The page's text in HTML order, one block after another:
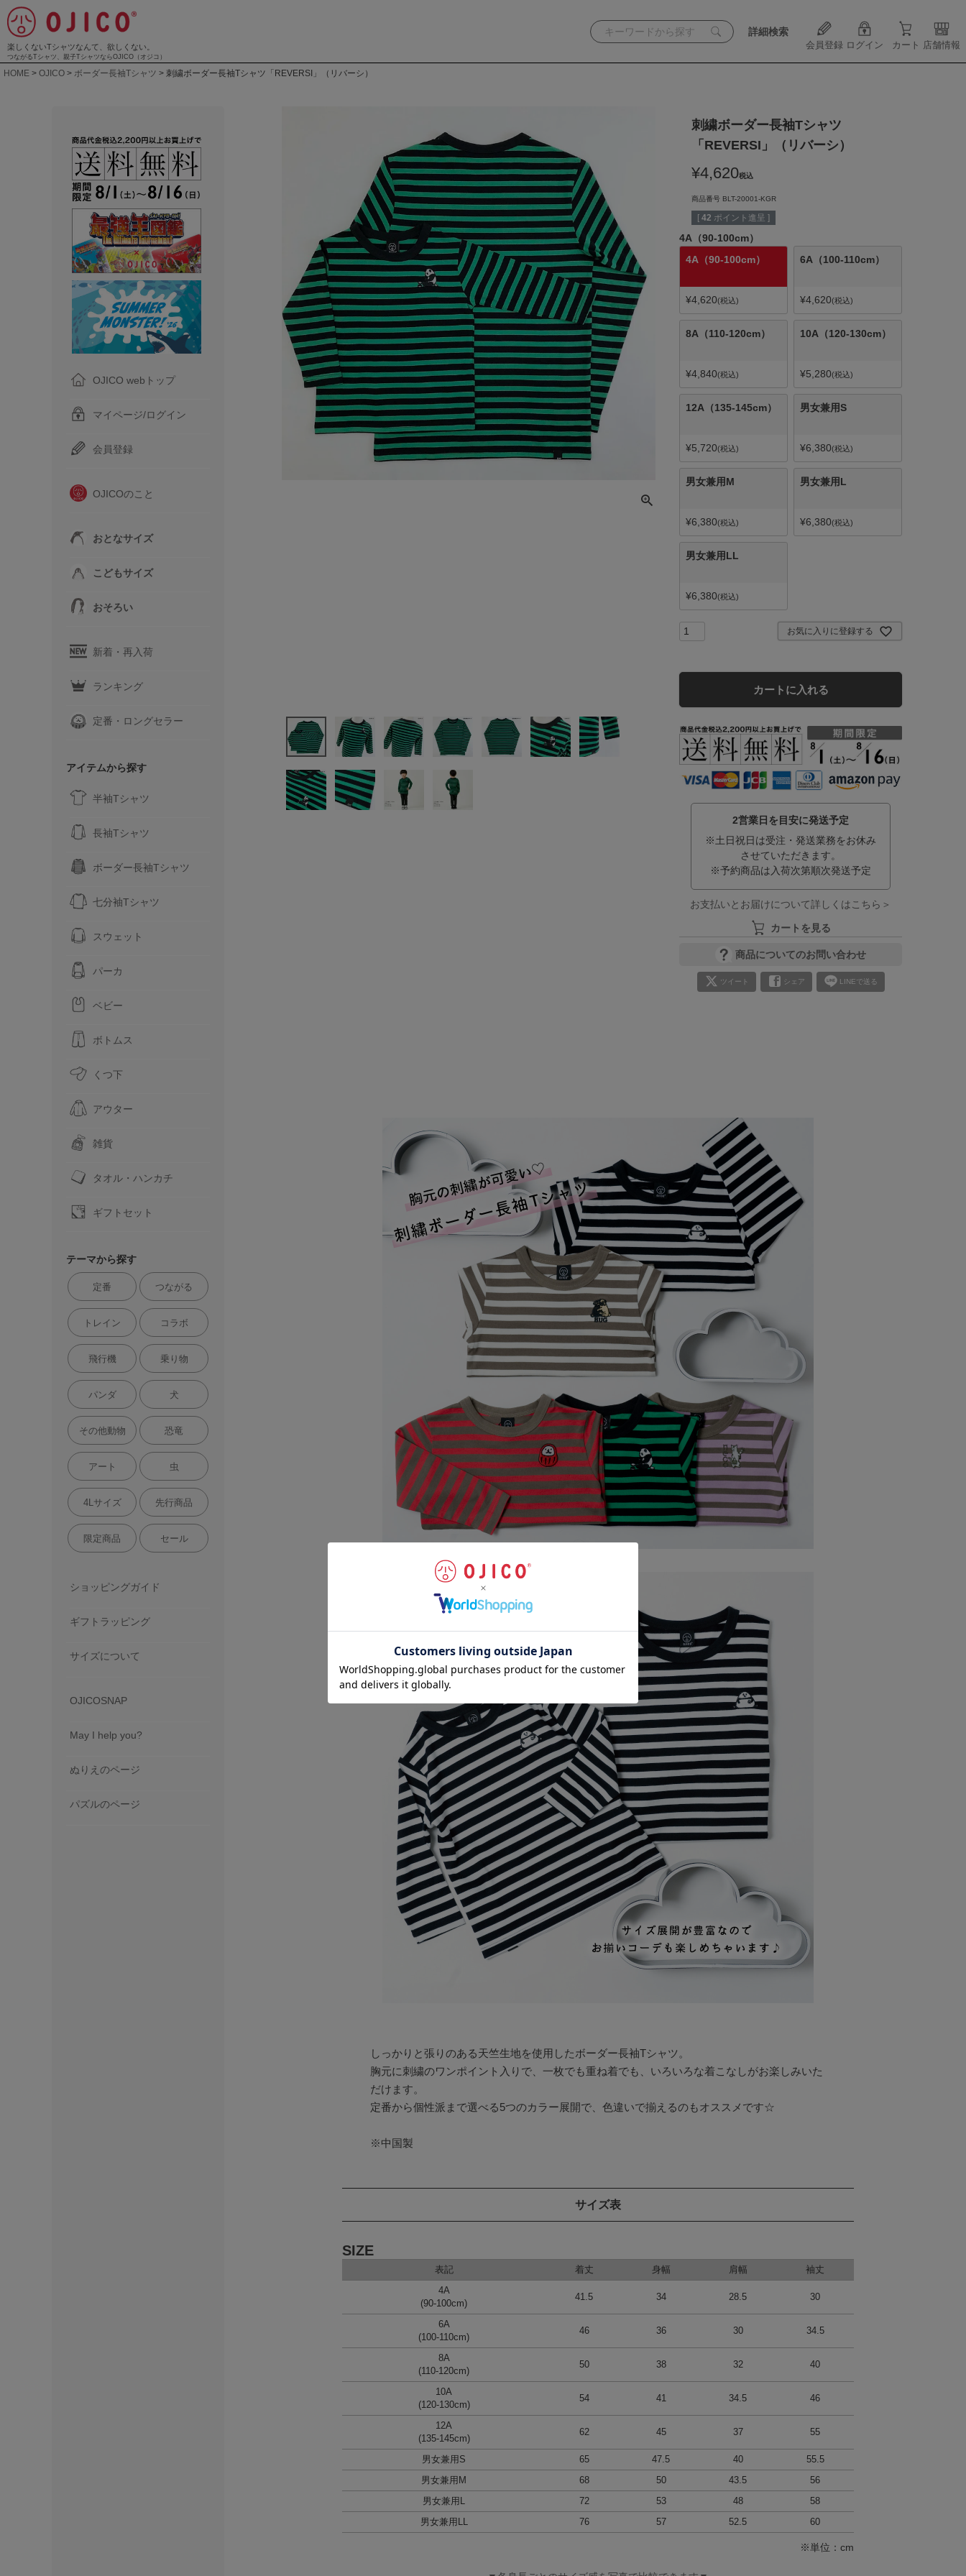
楽しくないTシャツなんて、欲しくない。
つながるTシャツ、親子TシャツならOJICO（オジコ）
詳細検索
会員登録 ログイン カート 店舗情報
HOME OJICO ボーダー長袖Tシャツ 刺繍ボーダー長袖Tシャツ「REVERSI」（リバーシ）
OJICO webトップ
マイページ/ログイン
会員登録
OJICOのこと
おとなサイズ
こどもサイズ
おそろい
新着・再入荷
ランキング
定番・ロングセラー
アイテムから探す
半袖Tシャツ
長袖Tシャツ
ボーダー長袖Tシャツ
七分袖Tシャツ
スウェット
パーカ
ベビー
ボトムス
くつ下
アウター
雑貨
タオル・ハンカチ
ギフトセット
テーマから探す
定番 つながる
トレイン コラボ
飛行機 乗り物
パンダ 犬
その他動物 恐竜
アート 虫
4Lサイズ 先行商品
限定商品 セール
ショッピングガイド
ギフトラッピング
サイズについて
OJICOSNAP
May I help you?
ぬりえのページ
パズルのページ
刺繍ボーダー長袖Tシャツ
「REVERSI」（リバーシ）
¥4,620税込
商品番号 BLT-20001-KGR
[ 42 ポイント進呈 ]
4A（90-100cm）
4A（90-100cm）
¥4,620 税込
6A（100-110cm）
¥4,620 税込
8A（110-120cm）
¥4,840 税込
10A（120-130cm）
¥5,280 税込
12A（135-145cm）
¥5,720 税込
男女兼用S
¥6,380 税込
男女兼用M
¥6,380 税込
男女兼用L
¥6,380 税込
男女兼用LL
¥6,380 税込
お気に入りに登録する
カートに入れる
2営業日を目安に発送予定
※土日祝日は受注・発送業務をお休み
させていただきます。
※予約商品は入荷次第順次発送予定
お支払いとお届けについて詳しくはこちら＞
カートを見る
商品についてのお問い合わせ
ツイート シェア LINEで送る
しっかりと張りのある天竺生地を使用したボーダー長袖Tシャツ。
胸元に刺繍のワンポイント入りで、一枚でも重ね着でも、いろいろな着こなしがお楽しみいた
だけます。
定番から個性派まで選べる5つのカラー展開で、色違いで揃えるのもオススメです☆
※中国製
サイズ表
SIZE
表記 着丈 身幅 肩幅 袖丈
4A
(90-100cm)
41.5 34 28.5 30
6A
(100-110cm)
46 36 30 34.5
8A
(110-120cm)
50 38 32 40
10A
(120-130cm)
54 41 34.5 46
12A
(135-145cm)
62 45 37 55
男女兼用S 65 47.5 40 55.5
男女兼用M 68 50 43.5 56
男女兼用L 72 53 48 58
男女兼用LL 76 57 52.5 60
※単位：cm